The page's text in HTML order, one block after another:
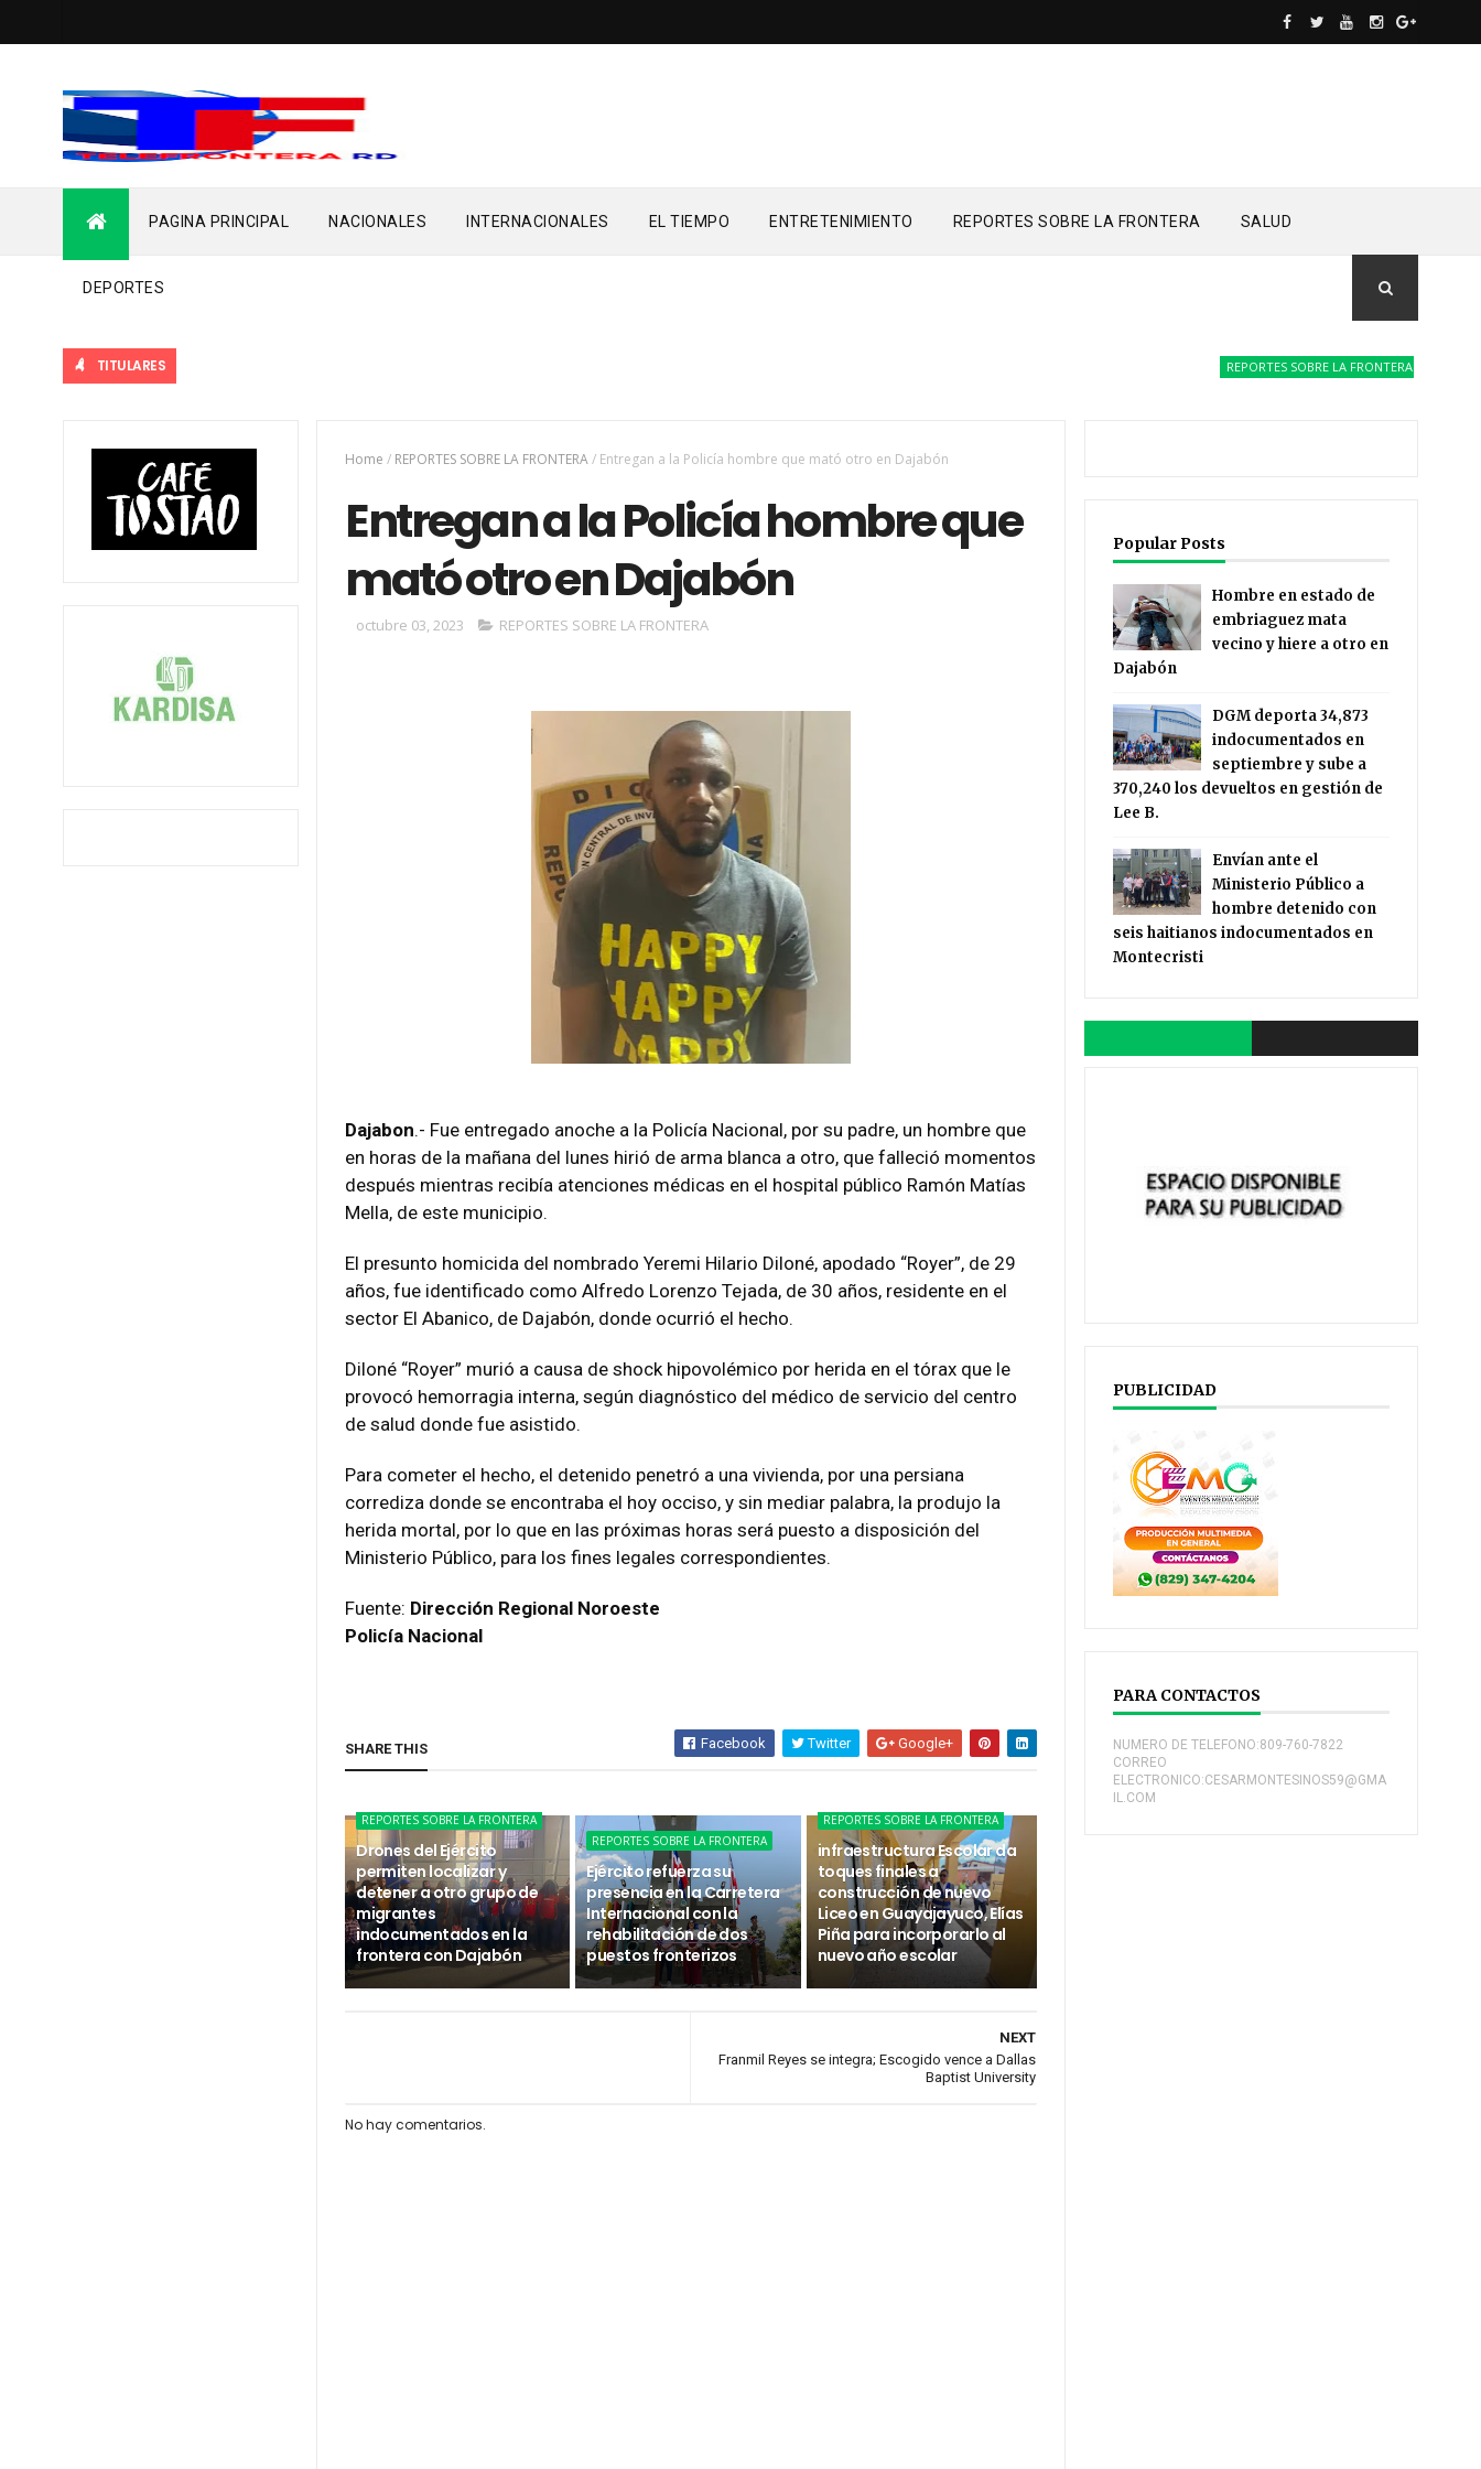
PAGINA PRINCIPAL NACIONALES INTERNACIONALES EL TIEMPO ENTRETENIMIENTO REPORTES SOBRE LA FRONTERA SALUD
DEPORTES
TITULARES REPORTES SOBRE LA FRONTERA Drones
Home / REPORTES SOBRE LA FRONTERA/ Entregan a la Policía hombre que mató otro en Dajabón
Entregan a la Policía hombre que
mató otro en Dajabón
octubre 03, 2023 REPORTES SOBRE LA FRONTERA
Dajabon.- Fue entregado anoche a la Policía Nacional, por su padre, un hombre que
en horas de la mañana del lunes hirió de arma blanca a otro, que falleció momentos
después mientras recibía atenciones médicas en el hospital público Ramón Matías
Mella, de este municipio.
El presunto homicida del nombrado Yeremi Hilario Diloné, apodado “Royer”, de 29
años, fue identificado como Alfredo Lorenzo Tejada, de 30 años, residente en el
sector El Abanico, de Dajabón, donde ocurrió el hecho.
Diloné “Royer” murió a causa de shock hipovolémico por herida en el tórax que le
provocó hemorragia interna, según diagnóstico del médico de servicio del centro
de salud donde fue asistido.
Para cometer el hecho, el detenido penetró a una vivienda, por una persiana
corrediza donde se encontraba el hoy occiso, y sin mediar palabra, la produjo la
herida mortal, por lo que en las próximas horas será puesto a disposición del
Ministerio Público, para los fines legales correspondientes.
Fuente: Dirección Regional Noroeste
Policía Nacional
SHARE THIS Facebook Twitter Google+
REPORTES SOBRE LA FRONTERA
Drones del Ejército
permiten localizar y
detener a otro grupo de
migrantes
indocumentados en la
frontera con Dajabón
REPORTES SOBRE LA FRONTERA
Ejército refuerza su
presencia en la Carretera
Internacional con la
rehabilitación de dos
puestos fronterizos
REPORTES SOBRE LA FRONTERA
infraestructura Escolar da
toques finales a
construcción de nuevo
Liceo en Guayajayuco, Elías
Piña para incorporarlo al
nuevo año escolar
NEXT
Franmil Reyes se integra; Escogido vence a Dallas
Baptist University
No hay comentarios.
Popular Posts
Hombre en estado de
embriaguez mata
vecino y hiere a otro en
Dajabón
DGM deporta 34,873
indocumentados en
septiembre y sube a
370,240 los devueltos en gestión de
Lee B.
Envían ante el
Ministerio Público a
hombre detenido con
seis haitianos indocumentados en
Montecristi
PUBLICIDAD
PARA CONTACTOS
NUMERO DE TELEFONO:809-760-7822
CORREO
ELECTRONICO:CESARMONTESINOS59@GMA
IL.COM